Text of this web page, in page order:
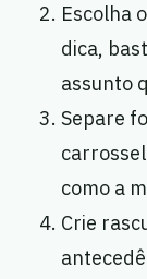
Escolha
dica,
assunto
Separe
como a
Crie